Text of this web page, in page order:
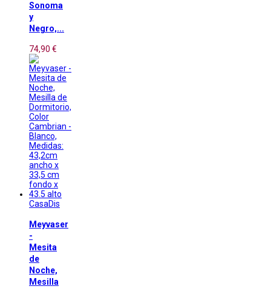
Sonoma
y
Negro,...
74,90 €
CasaDis
Meyvaser
-
Mesita
de
Noche,
Mesilla